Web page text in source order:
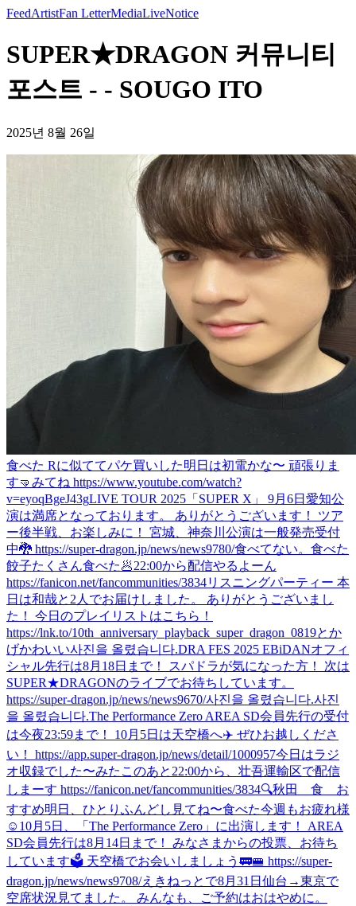
FeedArtistFan LetterMediaLiveNotice
SUPER★DRAGON 커뮤니티
포스트 - - SOUGO ITO
2025년 8월 26일
食べた Rに似ててパケ買いした明日は初電かな〜 頑張りま
す🤜 みてね https://www.youtube.com/watch?
v=eyoqBgeJ43gLIVE TOUR 2025「SUPER X」 9月6日愛知公
演は満席となっております。 ありがとうございます！ ツア
ー後半戦、お楽しみに！ 宮城、神奈川公演は一般発売受付
中🐉 https://super-dragon.jp/news/news9780/食べてない。 食べた
餃子たくさん食べた🥟22:00から配信やるよーん
https://fanicon.net/fancommunities/3834リスニングパーティー 本
日は和哉と2人でお届けしました。 ありがとうございまし
た！ 今日のプレイリストはこちら！
https://lnk.to/10th_anniversary_playback_super_dragon_0819とか
げかわいい사진을 올렸습니다.DRA FES 2025 EBiDANオフィ
シャル先行は8月18日まで！ スパドラが気になった方！ 次は
SUPER★DRAGONのライブでお待ちしています。
https://super-dragon.jp/news/news9670/사진을 올렸습니다.사진
을 올렸습니다.The Performance Zero AREA SD会員先行の受付
は今夜23:59まで！ 10月5日は天空橋へ✈️ ぜひお越しくださ
い！ https://app.super-dragon.jp/news/detail/1000957今日はラジ
オ収録でした〜みた このあと22:00から、壮吾運輸区で配信
しまーす https://fanicon.net/fancommunities/3834🔍秋田 食 お
すすめ明日、ひとりふんどし見てね〜食べた今週もお疲れ様
☺️ 10月5日、「The Performance Zero」に出演します！ AREA
SD会員先行は8月14日まで！ みなさまからの投票、お待ち
しています🗳️ 天空橋でお会いしましょう🚃🚝 https://super-
dragon.jp/news/news9708/えきねっとで8月31日仙台→東京で
空席状況見てました。 みんなも、ご予約はおはやめに。